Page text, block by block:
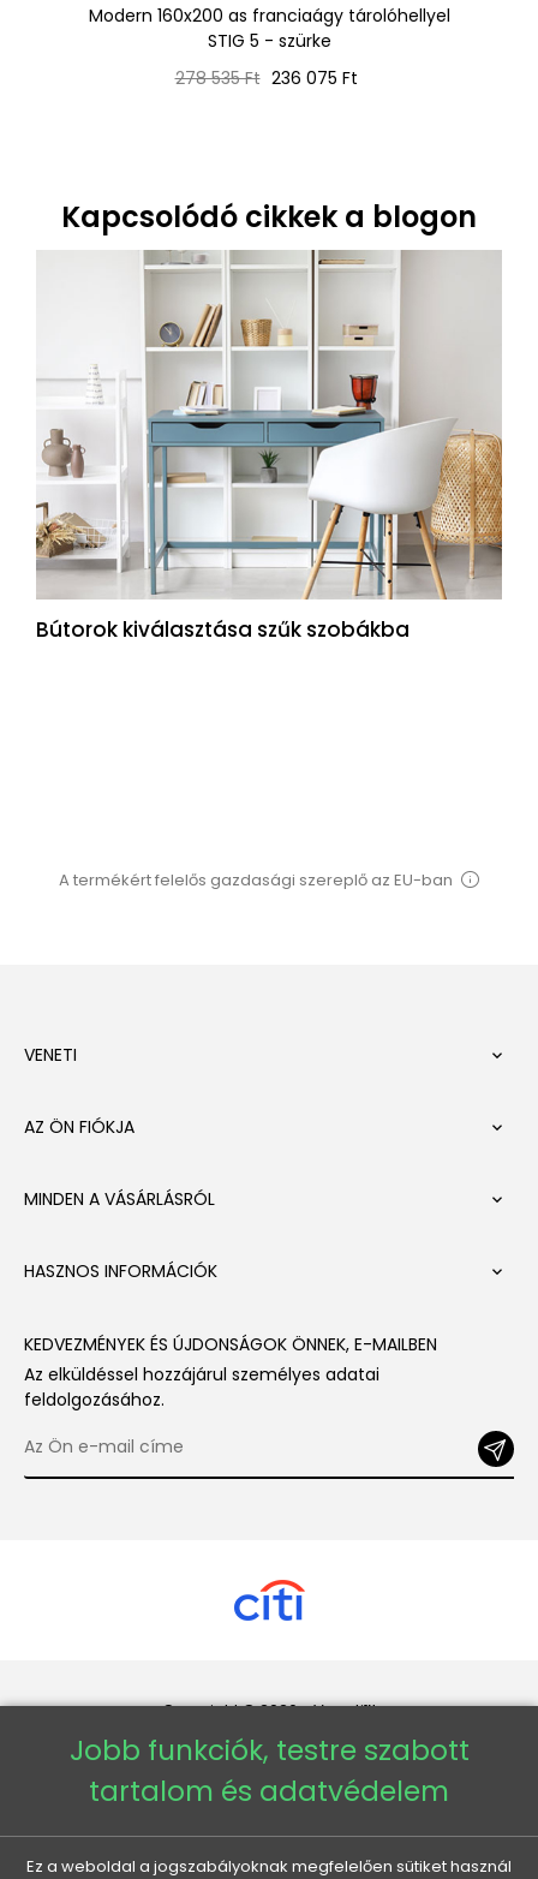
Modern 160x200 as franciaágy tárolóhellyel
STIG 5 - szürke
Normál
278 535 Ft Ár
236 075 Ft
Kapcsolódó cikkek a blogon
Bútorok kiválasztása szűk szobákba
A termékért felelős gazdasági szereplő az EU-ban
VENETI 
AZ ÖN FIÓKJA 
MINDEN A VÁSÁRLÁSRÓL 
HASZNOS INFORMÁCIÓK 
KEDVEZMÉNYEK ÉS ÚJDONSÁGOK ÖNNEK, E-MAILBEN
Az elküldéssel hozzájárul személyes adatai
feldolgozásához.
Copyright © 2026 - Veneti™
Veneti HU
Veneti CZ
Jobb funkciók, testre szabott
tartalom és adatvédelem
Ez a weboldal a jogszabályoknak megfelelően sütiket használ